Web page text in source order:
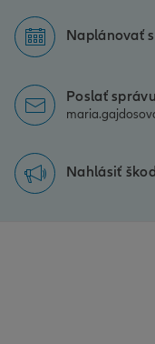
Naplánovať
Poslať správu
Nahlásiť